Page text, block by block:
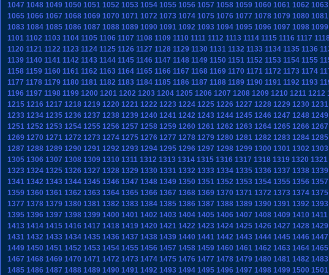
1047 1048 1049 1050 1051 1052 1053 1054 1055 1056 1057 1058 1059 1060 1061 1062 1063
1065 1066 1067 1068 1069 1070 1071 1072 1073 1074 1075 1076 1077 1078 1079 1080 1081
1083 1084 1085 1086 1087 1088 1089 1090 1091 1092 1093 1094 1095 1096 1097 1098 1099
1101 1102 1103 1104 1105 1106 1107 1108 1109 1110 1111 1112 1113 1114 1115 1116 1117
1120 1121 1122 1123 1124 1125 1126 1127 1128 1129 1130 1131 1132 1133 1134 1135 1136
1139 1140 1141 1142 1143 1144 1145 1146 1147 1148 1149 1150 1151 1152 1153 1154 1155
1158 1159 1160 1161 1162 1163 1164 1165 1166 1167 1168 1169 1170 1171 1172 1173 1174
1177 1178 1179 1180 1181 1182 1183 1184 1185 1186 1187 1188 1189 1190 1191 1192 1193
1196 1197 1198 1199 1200 1201 1202 1203 1204 1205 1206 1207 1208 1209 1210 1211 1212
1215 1216 1217 1218 1219 1220 1221 1222 1223 1224 1225 1226 1227 1228 1229 1230 1231
1233 1234 1235 1236 1237 1238 1239 1240 1241 1242 1243 1244 1245 1246 1247 1248 1249
1251 1252 1253 1254 1255 1256 1257 1258 1259 1260 1261 1262 1263 1264 1265 1266 1267
1269 1270 1271 1272 1273 1274 1275 1276 1277 1278 1279 1280 1281 1282 1283 1284 1285
1287 1288 1289 1290 1291 1292 1293 1294 1295 1296 1297 1298 1299 1300 1301 1302 1303
1305 1306 1307 1308 1309 1310 1311 1312 1313 1314 1315 1316 1317 1318 1319 1320 1321
1323 1324 1325 1326 1327 1328 1329 1330 1331 1332 1333 1334 1335 1336 1337 1338 1339
1341 1342 1343 1344 1345 1346 1347 1348 1349 1350 1351 1352 1353 1354 1355 1356 1357
1359 1360 1361 1362 1363 1364 1365 1366 1367 1368 1369 1370 1371 1372 1373 1374 1375
1377 1378 1379 1380 1381 1382 1383 1384 1385 1386 1387 1388 1389 1390 1391 1392 1393
1395 1396 1397 1398 1399 1400 1401 1402 1403 1404 1405 1406 1407 1408 1409 1410 1411
1413 1414 1415 1416 1417 1418 1419 1420 1421 1422 1423 1424 1425 1426 1427 1428 1429
1431 1432 1433 1434 1435 1436 1437 1438 1439 1440 1441 1442 1443 1444 1445 1446 1447
1449 1450 1451 1452 1453 1454 1455 1456 1457 1458 1459 1460 1461 1462 1463 1464 1465
1467 1468 1469 1470 1471 1472 1473 1474 1475 1476 1477 1478 1479 1480 1481 1482 1483
1485 1486 1487 1488 1489 1490 1491 1492 1493 1494 1495 1496 1497 1498 1499 1500 1501